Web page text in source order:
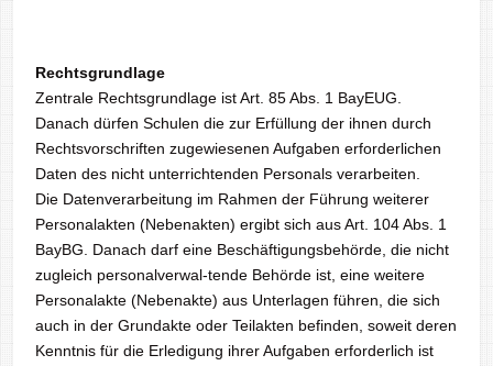
Rechtsgrundlage
Zentrale Rechtsgrundlage ist Art. 85 Abs. 1 BayEUG.
Danach dürfen Schulen die zur Erfüllung der ihnen durch
Rechtsvorschriften zugewiesenen Aufgaben erforderlichen
Daten des nicht unterrichtenden Personals verarbeiten.
Die Datenverarbeitung im Rahmen der Führung weiterer
Personalakten (Nebenakten) ergibt sich aus Art. 104 Abs. 1
BayBG. Danach darf eine Beschäftigungsbehörde, die nicht
zugleich personalverwal-tende Behörde ist, eine weitere
Personalakte (Nebenakte) aus Unterlagen führen, die sich
auch in der Grundakte oder Teilakten befinden, soweit deren
Kenntnis für die Erledigung ihrer Aufgaben erforderlich ist